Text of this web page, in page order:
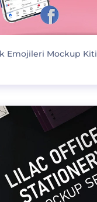
Emojileri Mockup Kiti